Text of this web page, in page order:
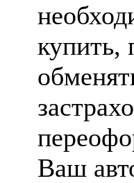
купить,
Ваш